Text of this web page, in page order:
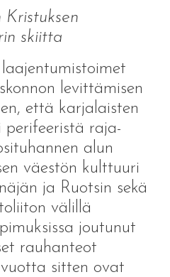
skiitta
levittämisen
että karjalaisten
perifeeristä raja-
alun
väestön kulttuuri
ja Ruotsin sekä
välillä
joutunut
rauhanteot
sitten ovat